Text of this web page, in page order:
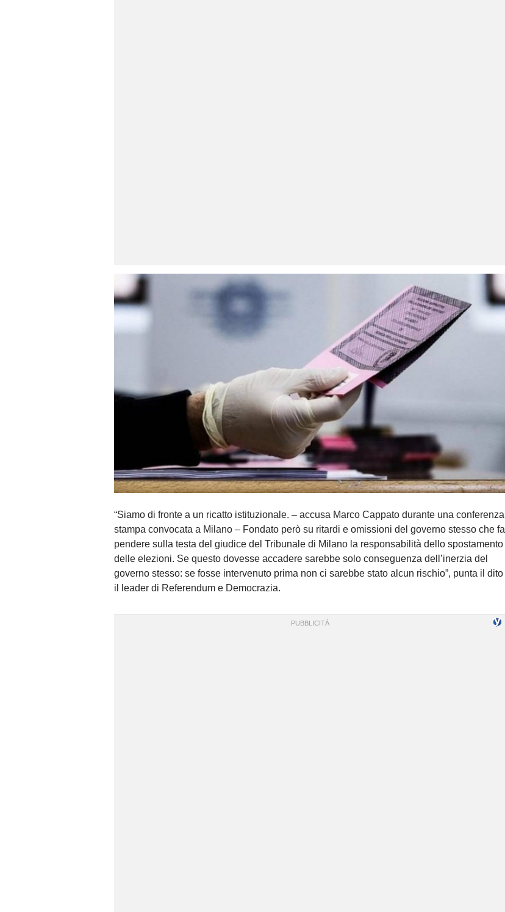
“Siamo di fronte a un ricatto istituzionale. – accusa Marco Cappato durante una conferenza
stampa convocata a Milano – Fondato però su ritardi e omissioni del governo stesso che fa
pendere sulla testa del giudice del Tribunale di Milano la responsabilità dello spostamento
delle elezioni. Se questo dovesse accadere sarebbe solo conseguenza dell’inerzia del
governo stesso: se fosse intervenuto prima non ci sarebbe stato alcun rischio”, punta il dito
il leader di Referendum e Democrazia.